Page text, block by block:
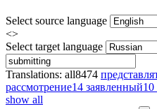
Select source language
<>
Select target language
Translations: all8474
рассмотрение14 заявленный10
show all